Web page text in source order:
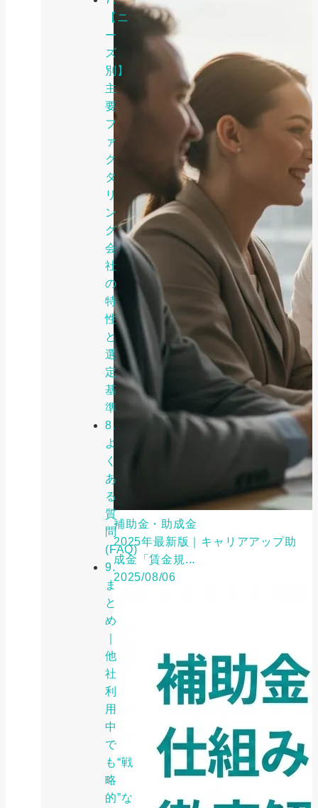
【ニ
ー
ズ
別】
主
要
フ
ァ
ク
タ
リ
ン
グ
会
社
の
特
性
と
選
定
基
準
8.
よ
く
あ
る
質
問
(FAQ)
9.
ま
と
め
他
社
利
用
中
で
も“戦
略
的”な
補助金・助成金
2025年最新版｜キャリアアップ助
成金「賃金規...
2025/08/06